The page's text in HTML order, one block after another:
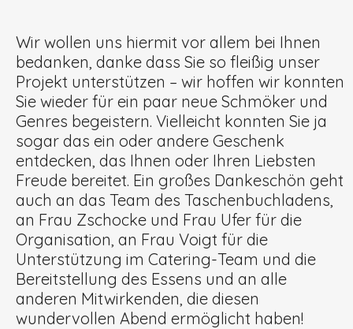
Wir wollen uns hiermit vor allem bei Ihnen
bedanken, danke dass Sie so fleißig unser
Projekt unterstützen – wir hoffen wir konnten
Sie wieder für ein paar neue Schmöker und
Genres begeistern. Vielleicht konnten Sie ja
sogar das ein oder andere Geschenk
entdecken, das Ihnen oder Ihren Liebsten
Freude bereitet. Ein großes Dankeschön geht
auch an das Team des Taschenbuchladens,
an Frau Zschocke und Frau Ufer für die
Organisation, an Frau Voigt für die
Unterstützung im Catering-Team und die
Bereitstellung des Essens und an alle
anderen Mitwirkenden, die diesen
wundervollen Abend ermöglicht haben!